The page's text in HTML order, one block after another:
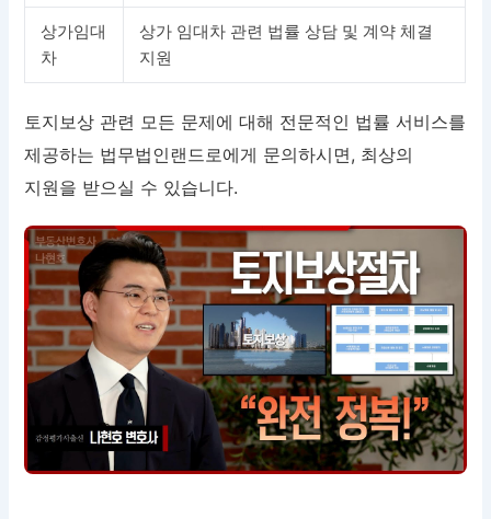
상가임대
차
상가 임대차 관련 법률 상담 및 계약 체결
지원
토지보상 관련 모든 문제에 대해 전문적인 법률 서비스를
제공하는 법무법인랜드로에게 문의하시면, 최상의
지원을 받으실 수 있습니다.